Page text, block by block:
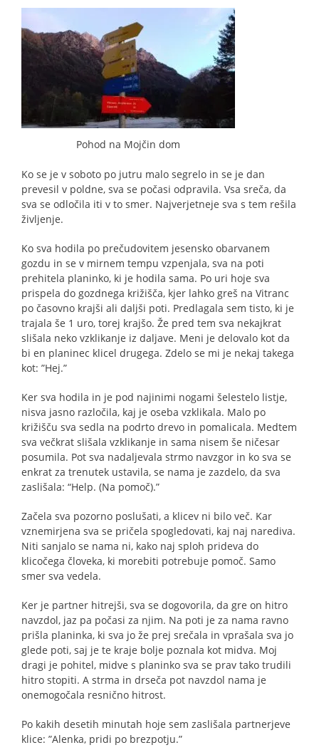
Pohod na Mojčin dom
Ko se je v soboto po jutru malo segrelo in se je dan
prevesil v poldne, sva se počasi odpravila. Vsa sreča, da
sva se odločila iti v to smer. Najverjetneje sva s tem rešila
življenje.
Ko sva hodila po prečudovitem jesensko obarvanem
gozdu in se v mirnem tempu vzpenjala, sva na poti
prehitela planinko, ki je hodila sama. Po uri hoje sva
prispela do gozdnega križišča, kjer lahko greš na Vitranc
po časovno krajši ali daljši poti. Predlagala sem tisto, ki je
trajala še 1 uro, torej krajšo. Že pred tem sva nekajkrat
slišala neko vzklikanje iz daljave. Meni je delovalo kot da
bi en planinec klicel drugega. Zdelo se mi je nekaj takega
kot: ”Hej.”
Ker sva hodila in je pod najinimi nogami šelestelo listje,
nisva jasno razločila, kaj je oseba vzklikala. Malo po
križišču sva sedla na podrto drevo in pomalicala. Medtem
sva večkrat slišala vzklikanje in sama nisem še ničesar
posumila. Pot sva nadaljevala strmo navzgor in ko sva se
enkrat za trenutek ustavila, se nama je zazdelo, da sva
zaslišala: “Help. (Na pomoč).”
Začela sva pozorno poslušati, a klicev ni bilo več. Kar
vznemirjena sva se pričela spogledovati, kaj naj narediva.
Niti sanjalo se nama ni, kako naj sploh prideva do
klicočega človeka, ki morebiti potrebuje pomoč. Samo
smer sva vedela.
Ker je partner hitrejši, sva se dogovorila, da gre on hitro
navzdol, jaz pa počasi za njim. Na poti je za nama ravno
prišla planinka, ki sva jo že prej srečala in vprašala sva jo
glede poti, saj je te kraje bolje poznala kot midva. Moj
dragi je pohitel, midve s planinko sva se prav tako trudili
hitro stopiti. A strma in drseča pot navzdol nama je
onemogočala resnično hitrost.
Po kakih desetih minutah hoje sem zaslišala partnerjeve
klice: ”Alenka, pridi po brezpotju.”